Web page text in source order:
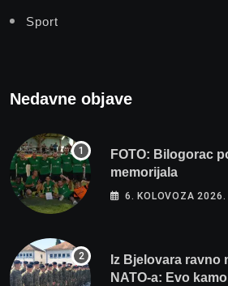
Sport
Nedavne objave
FOTO: Bilogorac
memorijala
6. KOLOVOZA 2026.
Iz Bjelovara ravno
NATO-a: Evo